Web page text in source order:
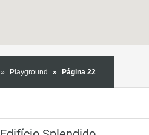
Playground Página 22